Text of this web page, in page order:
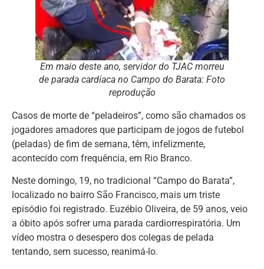
Em maio deste ano, servidor do TJAC morreu
de parada cardíaca no Campo do Barata: Foto
reprodução
Casos de morte de “peladeiros”, como são chamados os
jogadores amadores que participam de jogos de futebol
(peladas) de fim de semana, têm, infelizmente,
acontecido com frequência, em Rio Branco.
Neste domingo, 19, no tradicional “Campo do Barata”,
localizado no bairro São Francisco, mais um triste
episódio foi registrado. Euzébio Oliveira, de 59 anos, veio
a óbito após sofrer uma parada cardiorrespiratória. Um
vídeo mostra o desespero dos colegas de pelada
tentando, sem sucesso, reanimá-lo.